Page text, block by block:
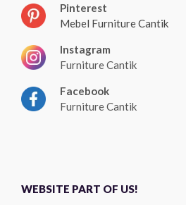
Pinterest
Mebel Furniture Cantik
Instagram
Furniture Cantik
Facebook
Furniture Cantik
WEBSITE PART OF US!